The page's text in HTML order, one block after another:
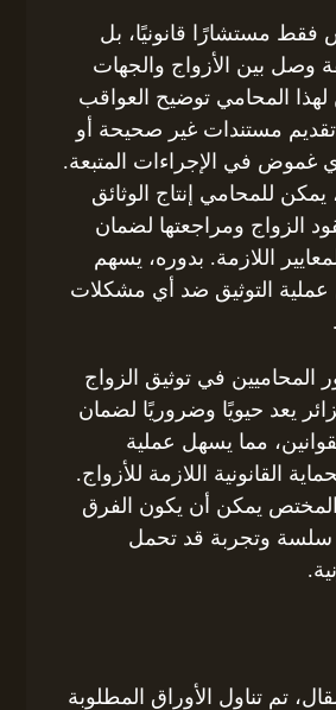
فقط مستشارًا قانونيًا، بل
وصل بين الأزواج والجهات
المحامي توضيح العواقب
تقديم مستندات غير صحيحة أو
غموض في الإجراءات المتبعة.
للمحامي إنتاج الوثائق
الزواج ومراجعتها لضمان
اللازمة. بدوره، يسهم
التوثيق ضد أي مشكلات
المحاميين في توثيق الزواج
يعد حيويًا وضروريًا لضمان
مما يسهل عملية
القانونية اللازمة للأزواج.
يمكن أن يكون الفرق
سلسة وتجربة قد تحمل
تم تناول الأوراق المطلوبة